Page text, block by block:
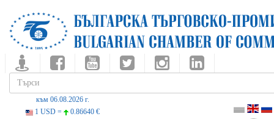
към 06.08.2026 г.
1 USD =
0.86640 €